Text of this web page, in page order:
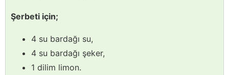
Şerbeti için;
4 su bardağı su,
4 su bardağı şeker,
1 dilim limon.